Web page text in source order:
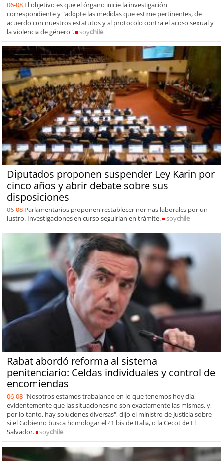
06-08 El objetivo es que el órgano inicie la investigación
correspondiente y "adopte las medidas que estime pertinentes, de
acuerdo con nuestros estatutos y al protocolo contra el acoso sexual y
la violencia de género".
soychile
Diputados proponen suspender Ley Karin por
cinco años y abrir debate sobre sus
disposiciones
06-08 Parlamentarios proponen restablecer normas laborales por un
lustro. Investigaciones en curso seguirían en trámite.
soychile
Rabat abordó reforma al sistema
penitenciario: Celdas individuales y control de
encomiendas
06-08 "Nosotros estamos trabajando en lo que tenemos hoy día,
evidentemente que las situaciones no son exactamente las mismas, y,
por lo tanto, hay soluciones diversas", dijo el ministro de Justicia sobre
si el Gobierno busca homologar el 41 bis de Italia, o la Cecot de El
Salvador.
soychile